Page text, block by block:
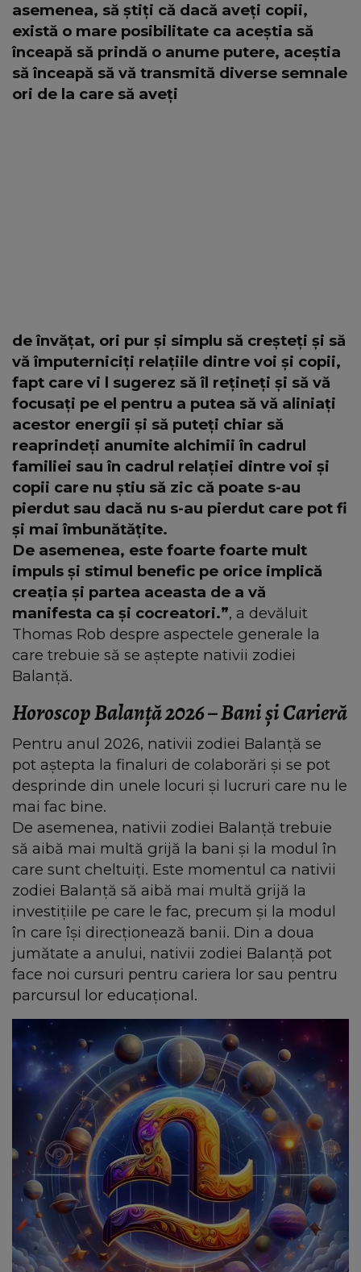
asemenea, să știți că dacă aveți copii,
există o mare posibilitate ca aceștia să
înceapă să prindă o anume putere, aceștia
să înceapă să vă transmită diverse semnale
ori de la care să aveți
de învățat, ori pur și simplu să creșteți și să
vă împuterniciți relațiile dintre voi și copii,
fapt care vi l sugerez să îl rețineți și să vă
focusați pe el pentru a putea să vă aliniați
acestor energii și să puteți chiar să
reaprindeți anumite alchimii în cadrul
familiei sau în cadrul relației dintre voi și
copii care nu știu să zic că poate s-au
pierdut sau dacă nu s-au pierdut care pot fi
și mai îmbunătățite.
De asemenea, este foarte foarte mult
impuls și stimul benefic pe orice implică
creația și partea aceasta de a vă
manifesta ca și cocreatori.”, a devăluit
Thomas Rob despre aspectele generale la
care trebuie să se aștepte nativii zodiei
Balanță.
Horoscop Balanță 2026 – Bani și Carieră
Pentru anul 2026, nativii zodiei Balanță se
pot aștepta la finaluri de colaborări și se pot
desprinde din unele locuri și lucruri care nu le
mai fac bine.
De asemenea, nativii zodiei Balanță trebuie
să aibă mai multă grijă la bani și la modul în
care sunt cheltuiți. Este momentul ca nativii
zodiei Balanță să aibă mai multă grijă la
investițiile pe care le fac, precum și la modul
în care își direcționează banii. Din a doua
jumătate a anului, nativii zodiei Balanță pot
face noi cursuri pentru cariera lor sau pentru
parcursul lor educațional.